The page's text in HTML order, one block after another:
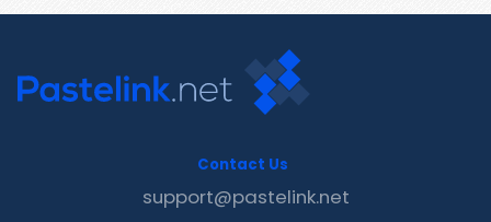
Contact Us
support@pastelink.net